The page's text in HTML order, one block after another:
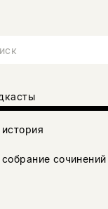
история
собрание сочинений